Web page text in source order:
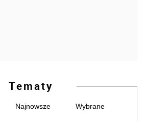
Tematy
Najnowsze Wybrane